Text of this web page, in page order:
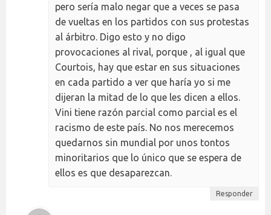
pero sería malo negar que a veces se pasa
de vueltas en los partidos con sus protestas
al árbitro. Digo esto y no digo
provocaciones al rival, porque , al igual que
Courtois, hay que estar en sus situaciones
en cada partido a ver que haría yo si me
dijeran la mitad de lo que les dicen a ellos.
Vini tiene razón parcial como parcial es el
racismo de este país. No nos merecemos
quedarnos sin mundial por unos tontos
minoritarios que lo único que se espera de
ellos es que desaparezcan.
Responder